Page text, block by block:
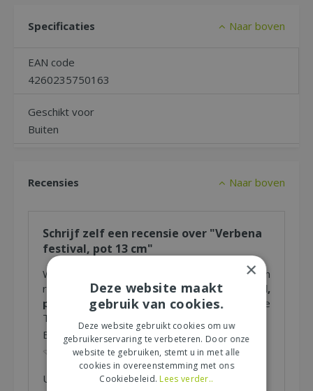
Specificaties Naar boven
EAN code
4260235750163
Geschikt voor
Buiten
Recensies Naar boven
Schrijf zelf een recensie over "Verbena
festival, pot 13 cm"
Wij zijn benieuwd naar uw mening! Schrijf een
recensie over het artikel"Verbena festival,
pot 13 cm"en maak kans op een Nationale
Tuinbon ter waarde van € 25,- !
Beoordeling:*
Uw mening over dit product:*
×
Deze website maakt
gebruik van cookies.
Deze website gebruikt cookies om uw
gebruikerservaring te verbeteren. Door onze
website te gebruiken, stemt u in met alle
cookies in overeenstemming met ons
Cookiebeleid. Lees verder..